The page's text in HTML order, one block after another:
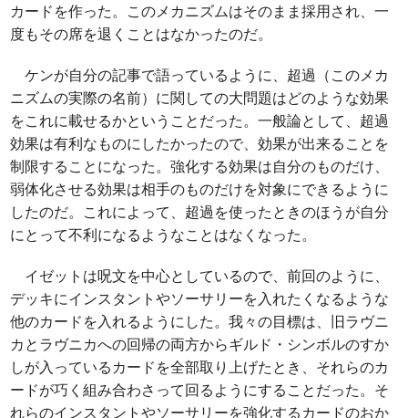
カードを作った。このメカニズムはそのまま採用され、一
度もその席を退くことはなかったのだ。
ケンが自分の記事で語っているように、超過（このメカ
ニズムの実際の名前）に関しての大問題はどのような効果
をこれに載せるかということだった。一般論として、超過
効果は有利なものにしたかったので、効果が出来ることを
制限することになった。強化する効果は自分のものだけ、
弱体化させる効果は相手のものだけを対象にできるように
したのだ。これによって、超過を使ったときのほうが自分
にとって不利になるようなことはなくなった。
イゼットは呪文を中心としているので、前回のように、
デッキにインスタントやソーサリーを入れたくなるような
他のカードを入れるようにした。我々の目標は、旧ラヴニ
カとラヴニカへの回帰の両方からギルド・シンボルのすか
しが入っているカードを全部取り上げたとき、それらのカ
ードが巧く組み合わさって回るようにすることだった。そ
れらのインスタントやソーサリーを強化するカードのおか